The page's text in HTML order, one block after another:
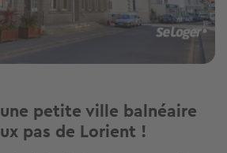
petite ville balnéaire
pas de Lorient !